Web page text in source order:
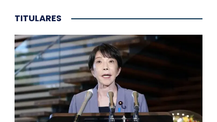
TITULARES